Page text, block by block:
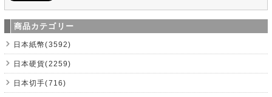
商品カテゴリー
日本紙幣(3592)
日本硬貨(2259)
日本切手(716)